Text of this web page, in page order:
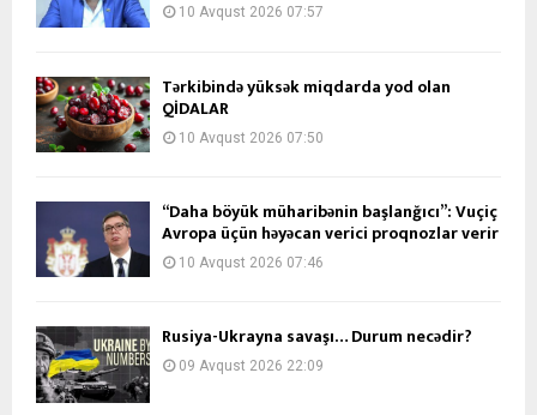
10 Avqust 2026 07:57
Tərkibində yüksək miqdarda yod olan
QİDALAR
10 Avqust 2026 07:50
“Daha böyük müharibənin başlanğıcı”: Vuçiç
Avropa üçün həyəcan verici proqnozlar verir
10 Avqust 2026 07:46
Rusiya-Ukrayna savaşı… Durum necədir?
09 Avqust 2026 22:09